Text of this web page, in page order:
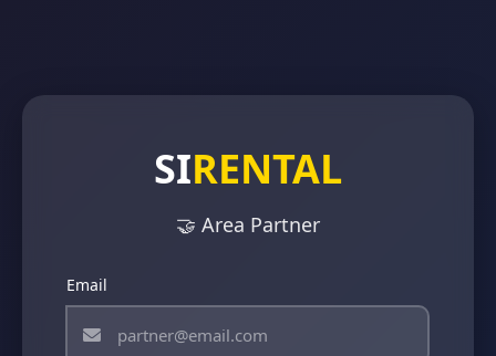
SIRENTAL
🤝 Area Partner
Email